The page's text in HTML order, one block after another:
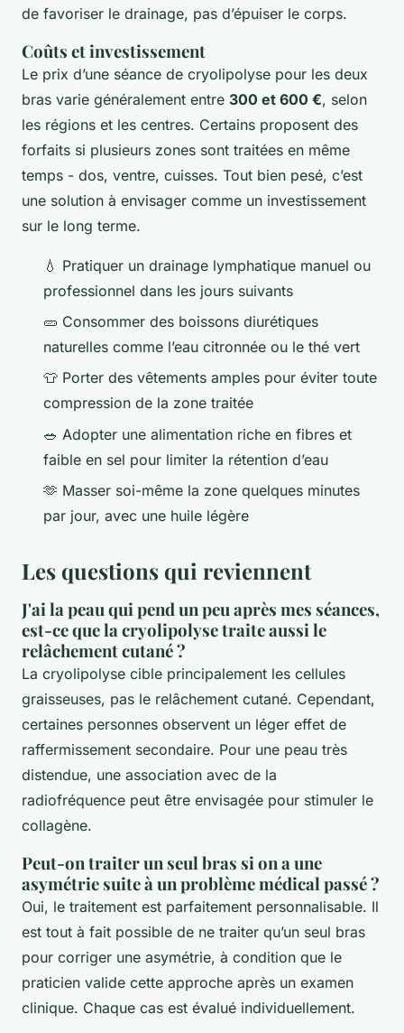
de favoriser le drainage, pas d’épuiser le corps.
Coûts et investissement
Le prix d’une séance de cryolipolyse pour les deux
bras varie généralement entre 300 et 600 €, selon
les régions et les centres. Certains proposent des
forfaits si plusieurs zones sont traitées en même
temps - dos, ventre, cuisses. Tout bien pesé, c’est
une solution à envisager comme un investissement
sur le long terme.
💧 Pratiquer un drainage lymphatique manuel ou
professionnel dans les jours suivants
🥒 Consommer des boissons diurétiques
naturelles comme l’eau citronnée ou le thé vert
👕 Porter des vêtements amples pour éviter toute
compression de la zone traitée
🥗 Adopter une alimentation riche en fibres et
faible en sel pour limiter la rétention d’eau
🫶 Masser soi-même la zone quelques minutes
par jour, avec une huile légère
Les questions qui reviennent
J'ai la peau qui pend un peu après mes séances,
est-ce que la cryolipolyse traite aussi le
relâchement cutané ?
La cryolipolyse cible principalement les cellules
graisseuses, pas le relâchement cutané. Cependant,
certaines personnes observent un léger effet de
raffermissement secondaire. Pour une peau très
distendue, une association avec de la
radiofréquence peut être envisagée pour stimuler le
collagène.
Peut-on traiter un seul bras si on a une
asymétrie suite à un problème médical passé ?
Oui, le traitement est parfaitement personnalisable. Il
est tout à fait possible de ne traiter qu’un seul bras
pour corriger une asymétrie, à condition que le
praticien valide cette approche après un examen
clinique. Chaque cas est évalué individuellement.